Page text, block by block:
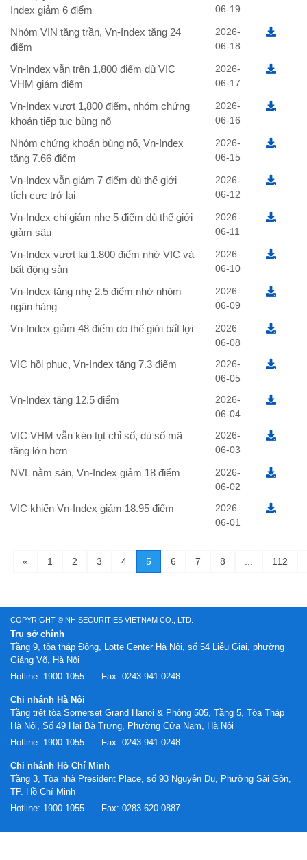
Index giảm 6 điểm
06-19
Nhóm VIN tăng trần, Vn-Index tăng 24
điểm
2026-
06-18
Vn-Index vẫn trên 1,800 điểm dù VIC
VHM giảm điểm
2026-
06-17
Vn-Index vượt 1,800 điểm, nhóm chứng
khoán tiếp tục bùng nổ
2026-
06-16
Nhóm chứng khoán bùng nổ, Vn-Index
tăng 7.66 điểm
2026-
06-15
Vn-Index vẫn giảm 7 điểm dù thế giới
tích cực trở lại
2026-
06-12
Vn-Index chỉ giảm nhẹ 5 điểm dù thế giới
giảm sâu
2026-
06-11
Vn-Index vượt lại 1.800 điểm nhờ VIC và
bất động sản
2026-
06-10
Vn-Index tăng nhẹ 2.5 điểm nhờ nhóm
ngân hàng
2026-
06-09
Vn-Index giảm 48 điểm do thế giới bất lợi
2026-
06-08
VIC hồi phục, Vn-Index tăng 7.3 điểm
2026-
06-05
Vn-Index tăng 12.5 điểm
2026-
06-04
VIC VHM vẫn kéo tụt chỉ số, dù số mã
tăng lớn hơn
2026-
06-03
NVL nằm sàn, Vn-Index giảm 18 điểm
2026-
06-02
VIC khiến Vn-Index giảm 18.95 điểm
2026-
06-01
« 1 2 3 4 5 6 7 8 ... 112
COPYRIGHT © NH SECURITIES VIETNAM CO., LTD.
Trụ sở chính
Tầng 9, tòa tháp Đông, Lotte Center Hà Nội, số 54 Liễu Giai, phường
Giảng Võ, Hà Nội
Hotline: 1900.1055 Fax: 0243.941.0248
Chi nhánh Hà Nội
Tầng trệt tòa Somerset Grand Hanoi & Phòng 505, Tầng 5, Tòa Tháp
Hà Nội, Số 49 Hai Bà Trưng, Phường Cửa Nam, Hà Nội
Hotline: 1900.1055 Fax: 0243.941.0248
Chi nhánh Hồ Chí Minh
Tầng 3, Tòa nhà President Place, số 93 Nguyễn Du, Phường Sài Gòn,
TP. Hồ Chí Minh
Hotline: 1900.1055 Fax: 0283.620.0887